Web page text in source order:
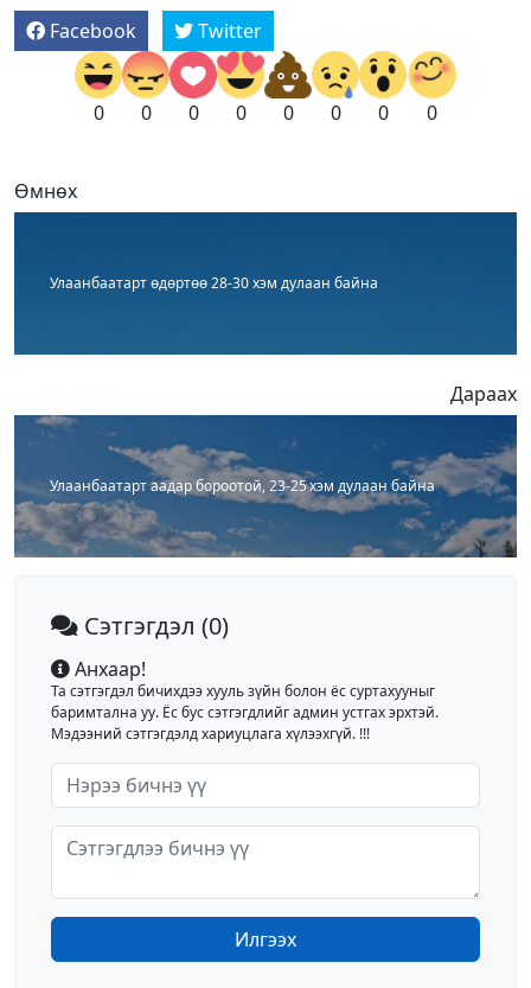
Facebook Twitter
0 0 0 0 0 0 0 0
Өмнөх
Улаанбаатарт өдөртөө 28-30 хэм дулаан байна
Дараах
Улаанбаатарт аадар бороотой, 23-25 хэм дулаан байна
Сэтгэгдэл (0)
Анхаар!
Та сэтгэгдэл бичихдээ хууль зүйн болон ёс суртахууныг
баримтална уу. Ёс бус сэтгэгдлийг админ устгах эрхтэй.
Мэдээний сэтгэгдэлд хариуцлага хүлээхгүй. !!!
Илгээх